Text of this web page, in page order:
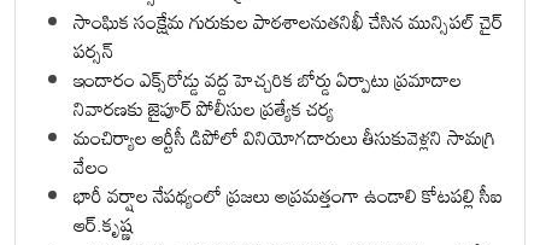
సాంఘిక సంక్షేమ గురుకుల పాఠశాలనుతనిఖీ చేసిన మున్సిపల్ చైర్
పర్సన్
ఇందారం ఎక్స్‌రోడ్డు వద్ద హెచ్చరిక బోర్డు ఏర్పాటు ప్రమాదాల
నివారణకు జైపూర్ పోలీసుల ప్రత్యేక చర్య
మంచిర్యాల ఆర్టీసీ డిపోలో వినియోగదారులు తీసుకువెళ్లని సామగ్రి
వేలం
భారీ వర్షాల నేపథ్యంలో ప్రజలు అప్రమత్తంగా ఉండాలి కోటపల్లి సీఐ
ఆర్.కృష్ణ